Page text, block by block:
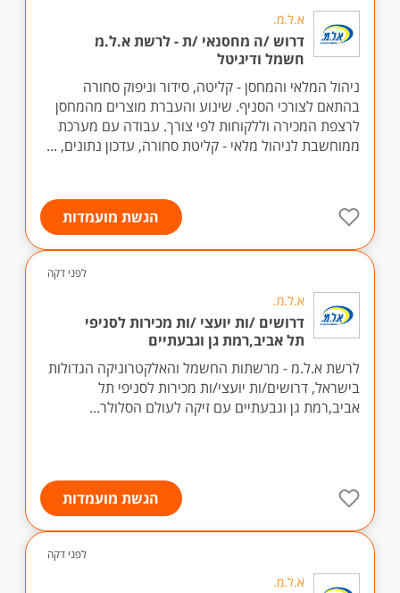
א.ל.מ.
דרוש /ה מחסנאי /ת - לרשת א.ל.מ
חשמל ודיגיטל
ניהול המלאי והמחסן - קליטה, סידור וניפוק סחורה
בהתאם לצורכי הסניף. שינוע והעברת מוצרים מהמחסן
לרצפת המכירה וללקוחות לפי צורך. עבודה עם מערכת
ממוחשבת לניהול מלאי - קליטת סחורה, עדכון נתונים, ...
הגשת מועמדות
לפני דקה
א.ל.מ.
דרושים /ות יועצי /ות מכירות לסניפי
תל אביב,רמת גן וגבעתיים
לרשת א.ל.מ - מרשתות החשמל והאלקטרוניקה הגדולות
בישראל, דרושים/ות יועצי/ות מכירות לסניפי תל
אביב,רמת גן וגבעתיים עם זיקה לעולם הסלולר...
הגשת מועמדות
לפני דקה
א.ל.מ.